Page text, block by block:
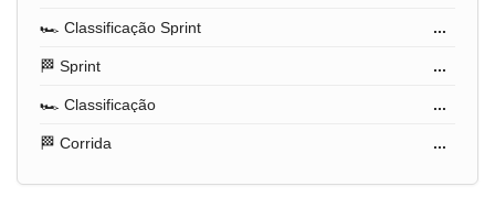
🏎️ Classificação Sprint ...
🏁 Sprint ...
🏎️ Classificação ...
🏁 Corrida ...